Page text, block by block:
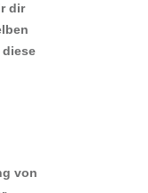
dir
von